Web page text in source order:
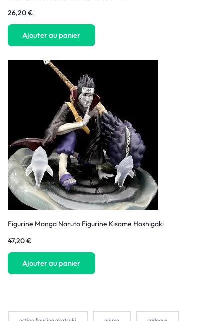
26,20€
Ajouter au panier
Figurine Manga Naruto Figurine Kisame Hoshigaki
47,20€
Ajouter au panier